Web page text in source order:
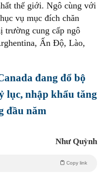
thế giới. Ngô cùng với
vụ mục đích chăn
trường cung cấp ngô
Ấn Độ, Lào,
đang đổ bộ
lục, nhập khẩu tăng
đầu năm
Như Quỳnh
Copy link